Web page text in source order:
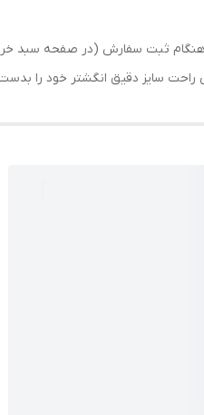
در هنگام ثبت سفارش (در صفحه
سایز دقیق انگشتر خود را